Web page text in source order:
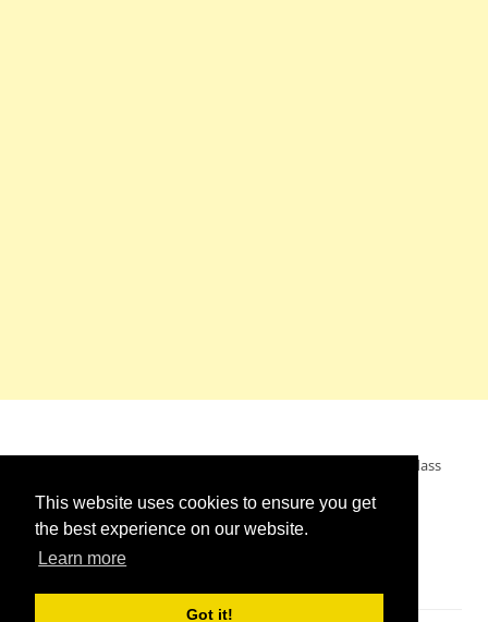
This website uses cookies to ensure you get
the best experience on our website.
Learn more
Got it!
Mein Wunsch: dass alle Menschen ohne Krieg leben dürfen, dass
alle Menschen den Krieg verurteilen und sich von den
Kriegstreibern abwenden. Das wünsche ich mir.